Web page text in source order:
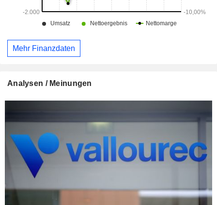
Mehr Finanzdaten
Analysen / Meinungen